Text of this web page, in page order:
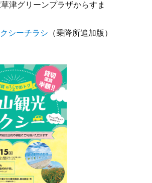
津グリーンプラザからすま
シーチラシ （乗降所追加版）